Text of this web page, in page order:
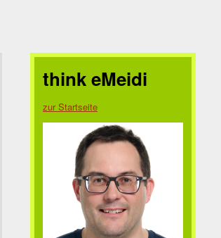
printing/print_cups.c:108(cups_connect)
localhost:631 - Connection refused
think eMeidi
zur Startseite